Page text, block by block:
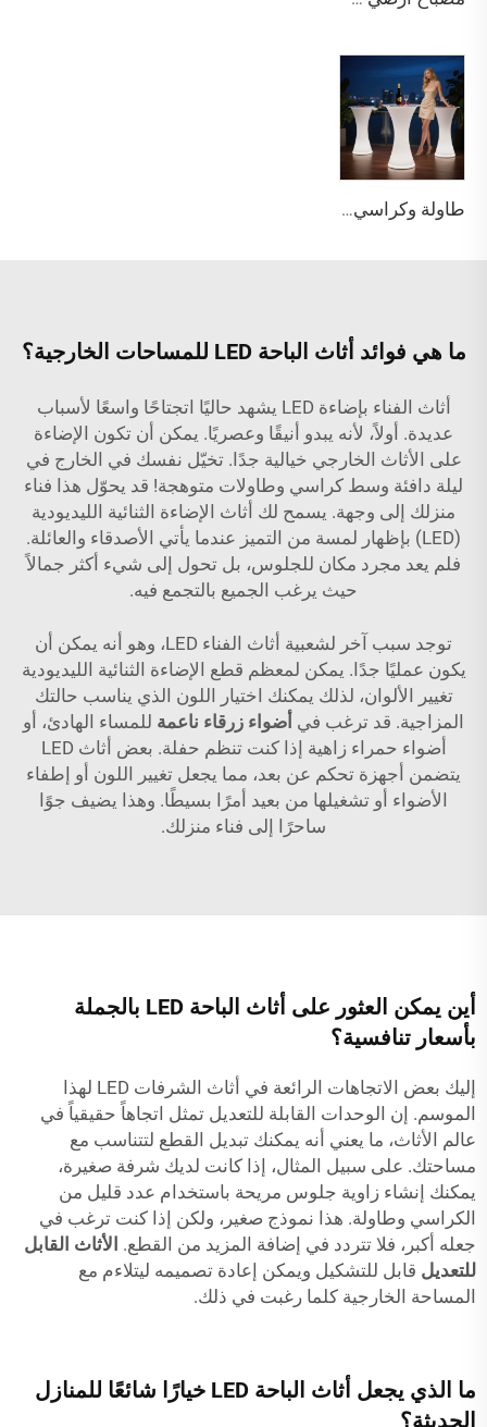
طاولة وكراسي بار خارجية عصرية مضيئة وصديقة للبيئة ومقاومة للماء مع إضاءة LED، مناسبة للحفلات والمناسبات
ما هي فوائد أثاث الباحة LED للمساحات الخارجية؟
أثاث الفناء بإضاءة LED يشهد حاليًا اتجتاحًا واسعًا لأسباب
عديدة. أولاً، لأنه يبدو أنيقًا وعصريًا. يمكن أن تكون الإضاءة
على الأثاث الخارجي خيالية جدًا. تخيّل نفسك في الخارج في
ليلة دافئة وسط كراسي وطاولات متوهجة! قد يحوّل هذا فناء
منزلك إلى وجهة. يسمح لك أثاث الإضاءة الثنائية الليديودية
(LED) بإظهار لمسة من التميز عندما يأتي الأصدقاء والعائلة.
فلم يعد مجرد مكان للجلوس، بل تحول إلى شيء أكثر جمالاً
حيث يرغب الجميع بالتجمع فيه.
توجد سبب آخر لشعبية أثاث الفناء LED، وهو أنه يمكن أن
يكون عمليًا جدًا. يمكن لمعظم قطع الإضاءة الثنائية الليديودية
تغيير الألوان، لذلك يمكنك اختيار اللون الذي يناسب حالتك
المزاجية. قد ترغب في أضواء زرقاء ناعمة للمساء الهادئ، أو
أضواء حمراء زاهية إذا كنت تنظم حفلة. بعض أثاث LED
يتضمن أجهزة تحكم عن بعد، مما يجعل تغيير اللون أو إطفاء
الأضواء أو تشغيلها من بعيد أمرًا بسيطًا. وهذا يضيف جوًا
ساحرًا إلى فناء منزلك.
أين يمكن العثور على أثاث الباحة LED بالجملة
بأسعار تنافسية؟
إليك بعض الاتجاهات الرائعة في أثاث الشرفات LED لهذا
الموسم. إن الوحدات القابلة للتعديل تمثل اتجاهاً حقيقياً في
عالم الأثاث، ما يعني أنه يمكنك تبديل القطع لتتناسب مع
مساحتك. على سبيل المثال، إذا كانت لديك شرفة صغيرة،
يمكنك إنشاء زاوية جلوس مريحة باستخدام عدد قليل من
الكراسي وطاولة. هذا نموذج صغير، ولكن إذا كنت ترغب في
جعله أكبر، فلا تتردد في إضافة المزيد من القطع. الأثاث القابل
للتعديل قابل للتشكيل ويمكن إعادة تصميمه ليتلاءم مع
المساحة الخارجية كلما رغبت في ذلك.
ما الذي يجعل أثاث الباحة LED خيارًا شائعًا للمنازل
الحديثة؟